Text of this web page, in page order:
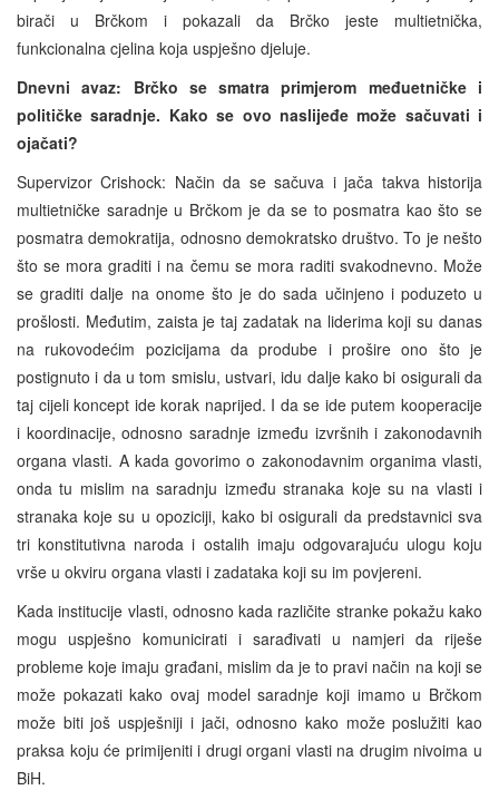
birači u Brčkom i pokazali da Brčko jeste multietnička,
funkcionalna cjelina koja uspješno djeluje.
Dnevni avaz:
Brčko se smatra primjerom međuetničke i
političke saradnje. Kako se ovo naslijeđe može sačuvati i
ojačati?
Supervizor Crishock: Način da se sačuva i jača takva historija
multietničke saradnje u Brčkom je da se to posmatra kao što se
posmatra demokratija, odnosno demokratsko društvo. To je nešto
što se mora graditi i na čemu se mora raditi svakodnevno. Može
se graditi dalje na onome što je do sada učinjeno i poduzeto u
prošlosti. Međutim, zaista je taj zadatak na liderima koji su danas
na rukovodećim pozicijama da prodube i prošire ono što je
postignuto i da u tom smislu, ustvari, idu dalje kako bi osigurali da
taj cijeli koncept ide korak naprijed. I da se ide putem kooperacije
i koordinacije, odnosno saradnje između izvršnih i zakonodavnih
organa vlasti. A kada govorimo o zakonodavnim organima vlasti,
onda tu mislim na saradnju između stranaka koje su na vlasti i
stranaka koje su u opoziciji, kako bi osigurali da predstavnici sva
tri konstitutivna naroda i ostalih imaju odgovarajuću ulogu koju
vrše u okviru organa vlasti i zadataka koji su im povjereni.
Kada institucije vlasti, odnosno kada različite stranke pokažu kako
mogu uspješno komunicirati i sarađivati u namjeri da riješe
probleme koje imaju građani, mislim da je to pravi način na koji se
može pokazati kako ovaj model saradnje koji imamo u Brčkom
može biti još uspješniji i jači, odnosno kako može poslužiti kao
praksa koju će primijeniti i drugi organi vlasti na drugim nivoima u
BiH.